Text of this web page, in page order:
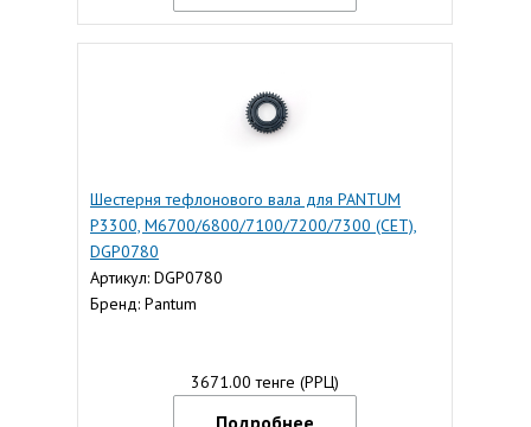
Шестерня тефлонового вала для PANTUM
P3300, M6700/6800/7100/7200/7300 (CET),
DGP0780
Артикул: DGP0780
Бренд: Pantum
3671.00 тенге (РРЦ)
Подробнее